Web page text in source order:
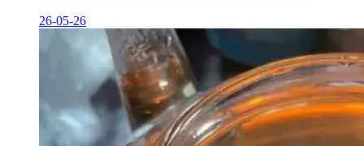
26-05-26